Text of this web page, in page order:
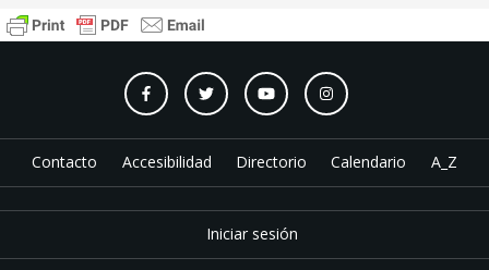
Contacto Accesibilidad Directorio Calendario A_Z
Iniciar sesión